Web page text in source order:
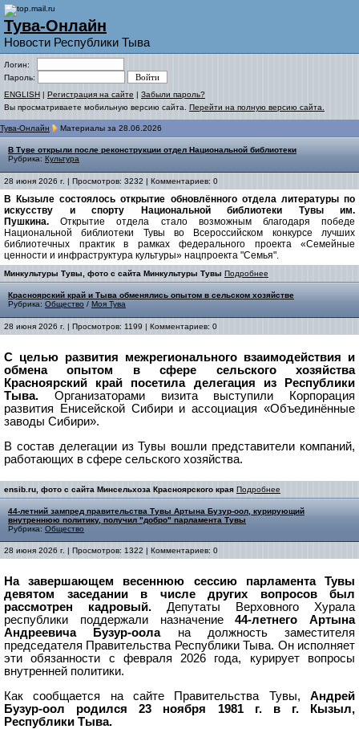
Тува-Онлайн
Новости Республики Тыва
Логин:
Пароль:
ENGLISH | Регистрация на сайте | Забыли пароль?
Вы просматриваете мобильную версию сайта. Перейти на полную версию сайта.
Тува-Онлайн Материалы за 28.06.2026
В Туве открыли после реконструкции отдел Национальной библиотеки
Рубрика: Культура
28 июня 2026 г. | Просмотров: 3232 | Комментариев: 0
В Кызыле состоялось открытие обновлённого отдела литературы по
искусству и спорту Национальной библиотеки Тувы им.
Пушкина. Открытие отдела стало возможным благодаря победе
Национальной библиотеки Тувы во Всероссийском конкурсе лучших
библиотечных практик в рамках федерального проекта «Семейные
ценности и инфраструктура культуры» нацпроекта "Семья".
Минкультуры Тувы, фото с сайта Минкультуры Тувы Подробнее
Красноярский край и Тыва обменялись опытом в сельском хозяйстве
Рубрика: Общество / Моя Тува
28 июня 2026 г. | Просмотров: 1199 | Комментариев: 0
С целью развития межрегионального взаимодействия и
обмена опытом в сфере сельского хозяйства
Красноярский край посетила делегация из Республики
Тыва. Организаторами визита выступили Корпорация
развития Енисейской Сибири и ассоциация «Объединённые
заводы Сибири».
В состав делегации из Тувы вошли представители компаний,
работающих в сфере сельского хозяйства.
ensib.ru, фото с сайта Минсельхоза Красноярского края Подробнее
44-летний зампред правительства Тувы Артына Бузур-оол, курирующий
внутреннюю политику, получил "добро" парламента Тувы
Рубрика: Общество
28 июня 2026 г. | Просмотров: 1322 | Комментариев: 0
На завершающем весеннюю сессию парламента Тувы
девятом заседании в числе других вопросов был
рассмотрен кадровый. Депутаты Верховного Хурала
республики поддержали назначение44-летнего Артына
Андреевича Бузур-оола на должность заместителя
председателя Правительства Республики Тыва. Он исполняет
эти обязанности с февраля 2026 года, курирует вопросы
внутренней политики.
Как сообщается на сайте Правительства Тувы, Андрей
Бузур-оол родился 23 ноября 1981 г. в г. Кызыл,
Республики Тыва.